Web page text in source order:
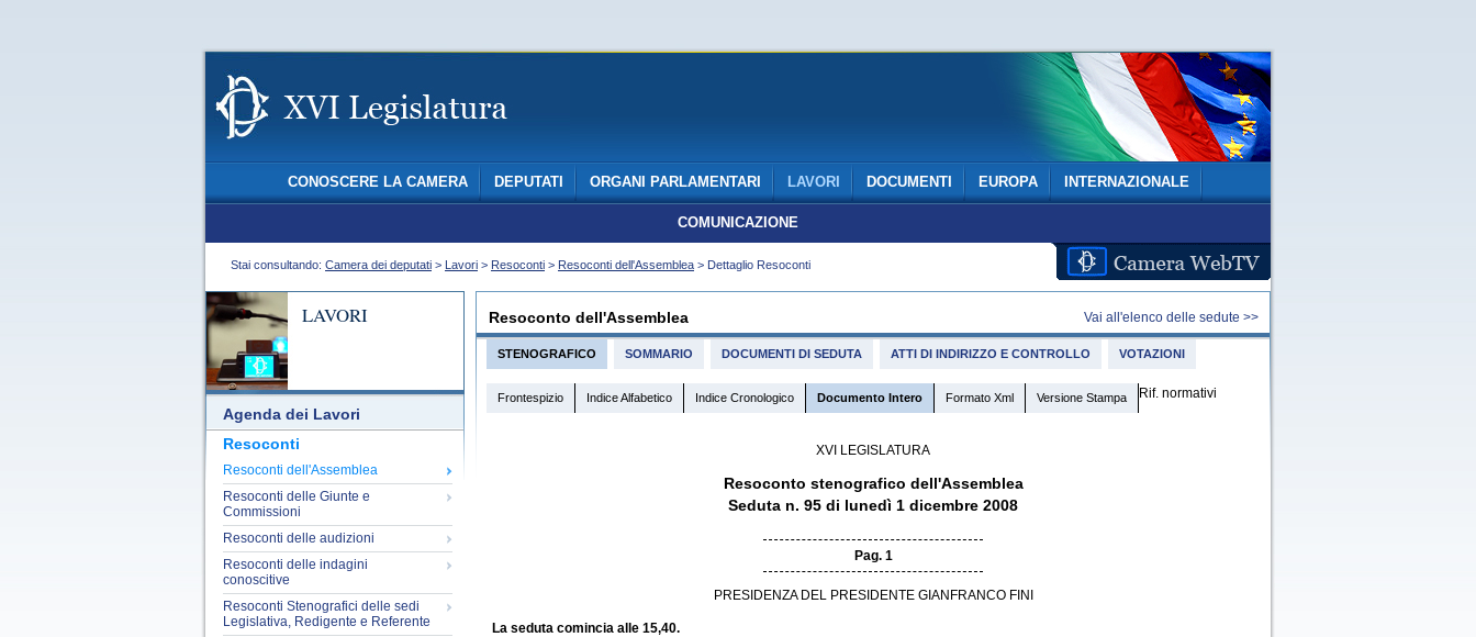
CONOSCERE LA CAMERA DEPUTATI ORGANI PARLAMENTARI LAVORI DOCUMENTI EUROPA INTERNAZIONALE
COMUNICAZIONE
Stai consultando: Camera dei deputati > Lavori > Resoconti > Resoconti dell'Assemblea > Dettaglio Resoconti
LAVORI
Agenda dei Lavori
Resoconti
Resoconti dell'Assemblea
Resoconti delle Giunte e
Commissioni
Resoconti delle audizioni
Resoconti delle indagini
conoscitive
Resoconti Stenografici delle sedi
Legislativa, Redigente e Referente
Resoconto dell'Assemblea Vai all'elenco delle sedute >>
STENOGRAFICO SOMMARIO DOCUMENTI DI SEDUTA ATTI DI INDIRIZZO E CONTROLLO VOTAZIONI
Frontespizio Indice Alfabetico Indice Cronologico Documento Intero Formato Xml Versione Stampa Rif. normativi
XVI LEGISLATURA
Resoconto stenografico dell'Assemblea
Seduta n. 95 di lunedì 1 dicembre 2008
Pag. 1
PRESIDENZA DEL PRESIDENTE GIANFRANCO FINI
La seduta comincia alle 15,40.